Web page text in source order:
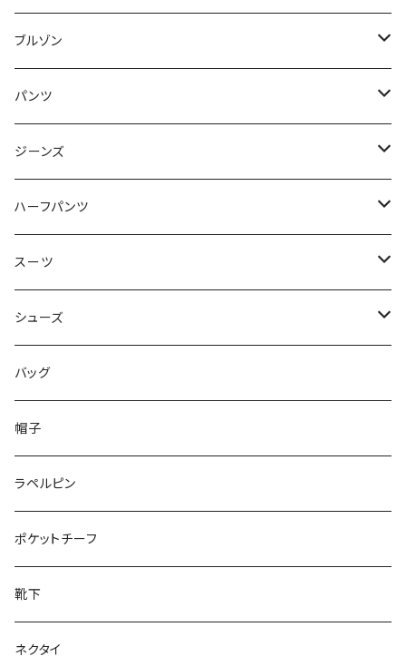
50/XL～
48/L
50/XL～
46/M
48/L
50/XL～
～44/S
46/M
48/L
50/XL～
ブルゾン
～44/S
46/M
48/L
50/XL～
パンツ
～44/S
46/M
48/L
50/XL～
ジーンズ
～44/S
46/M
48/L
50/XL～
ハーフパンツ
～44/S
46/M
48/L
50/XL～
スーツ
～44/S
46/M
48/L
50/XL～
シューズ
～25.5cm
26cm～
27cm～
28cm～
バッグ
帽子
ラペルピン
ポケットチーフ
靴下
ネクタイ